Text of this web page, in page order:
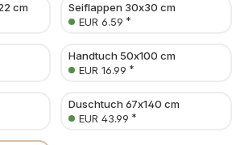
cm
Seiflappen 30x30 cm
EUR 6.59 *
Handtuch 50x100 cm
EUR 16.99 *
Duschtuch 67x140 cm
EUR 43.99 *